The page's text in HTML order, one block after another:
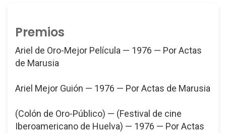
Premios
Ariel de Oro-Mejor Película — 1976 — Por Actas
de Marusia
Ariel Mejor Guión — 1976 — Por Actas de Marusia
(Colón de Oro-Público) — (Festival de cine
Iberoamericano de Huelva) — 1976 — Por Actas